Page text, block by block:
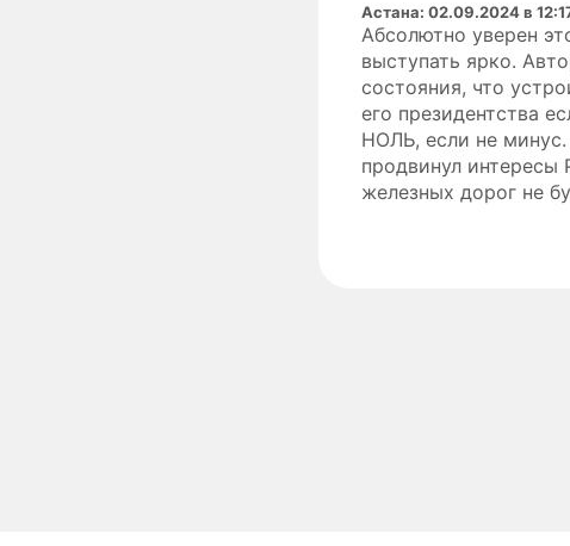
Астана: 02.09.2024 в
Абсолютно уверен
выступать ярко.
состояния, что
его президентства
НОЛЬ, если не минус.
продвинул
железных дорог не